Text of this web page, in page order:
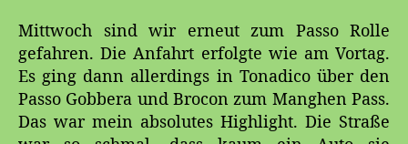
Mittwoch sind wir erneut zum Passo Rolle
gefahren. Die Anfahrt erfolgte wie am Vortag.
Es ging dann allerdings in Tonadico über den
Passo Gobbera und Brocon zum Manghen Pass.
Das war mein absolutes Highlight. Die Straße